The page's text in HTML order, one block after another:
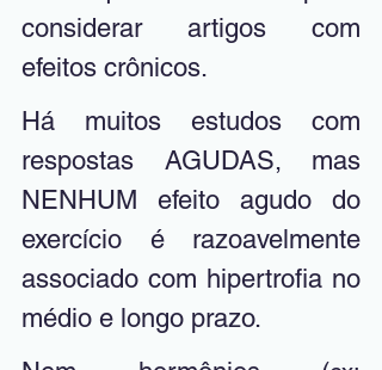
considerar artigos com
efeitos crônicos.
Há muitos estudos com
respostas AGUDAS, mas
NENHUM efeito agudo do
exercício é razoavelmente
associado com hipertrofia no
médio e longo prazo.